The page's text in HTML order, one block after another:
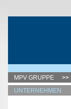
MPV GRUPPE
UNTERNEHMEN